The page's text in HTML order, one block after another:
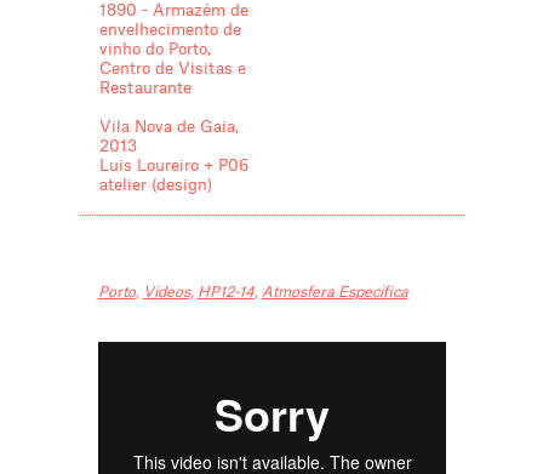
1890 - Armazém de
envelhecimento de
vinho do Porto,
Centro de Visitas e
Restaurante
Vila Nova de Gaia,
2013
Luis Loureiro + P06
atelier (design)
Porto, Videos, HP12-14, Atmosfera Específica